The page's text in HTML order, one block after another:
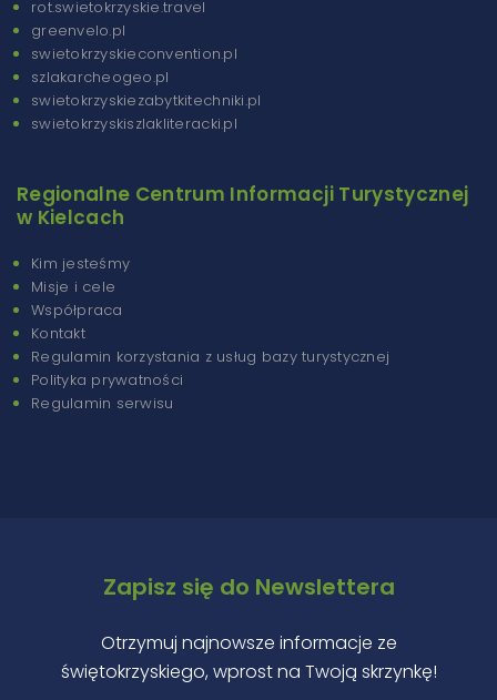
rot.swietokrzyskie.travel
greenvelo.pl
swietokrzyskieconvention.pl
szlakarcheogeo.pl
swietokrzyskiezabytkitechniki.pl
swietokrzyskiszlakliteracki.pl
Regionalne Centrum Informacji Turystycznej
w Kielcach
Kim jesteśmy
Misje i cele
Współpraca
Kontakt
Regulamin korzystania z usług bazy turystycznej
Polityka prywatności
Regulamin serwisu
Zapisz się do Newslettera
Otrzymuj najnowsze informacje ze
świętokrzyskiego, wprost na Twoją skrzynkę!